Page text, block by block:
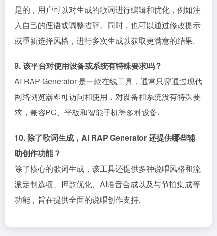
是的，用户可以对生成的歌词进行编辑和优化，例如注
入自己的俚语或调整措辞。同时，也可以通过修改提示
或重新选择风格，进行多次生成以获取更满意的结果.
9. 该平台对使用设备或系统有特殊要求吗？
AI RAP Generator 是一款在线工具，通常只需通过现代
网络浏览器即可访问和使用，对设备和系统没有特殊要
求，兼容PC、平板和智能手机等多种设备.
10. 除了歌词生成，AI RAP Generator 还提供哪些辅
助创作功能？
除了核心的歌词生成，该工具还提供多种说唱风格和流
派定制选项、押韵优化、AI语音合成以及与节拍集成等
功能，旨在提供全面的说唱创作支持.